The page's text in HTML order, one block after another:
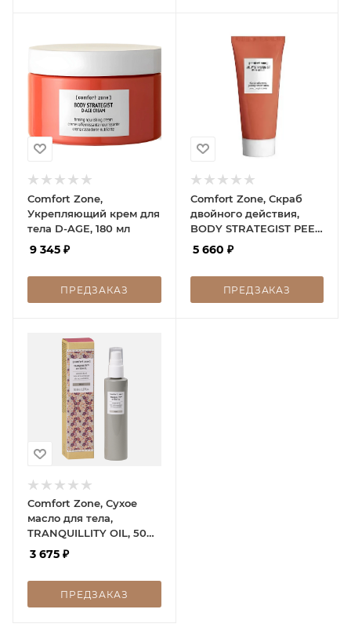
Comfort Zone,
Укрепляющий крем для
тела D-AGE, 180 мл
9 345 ₽
ПРЕДЗАКАЗ
Comfort Zone, Скраб
двойного действия,
BODY STRATEGIST PEEL
SKRAB, 200 мл
5 660 ₽
ПРЕДЗАКАЗ
Comfort Zone, Сухое
масло для тела,
TRANQUILLITY OIL, 50
мл
3 675 ₽
ПРЕДЗАКАЗ